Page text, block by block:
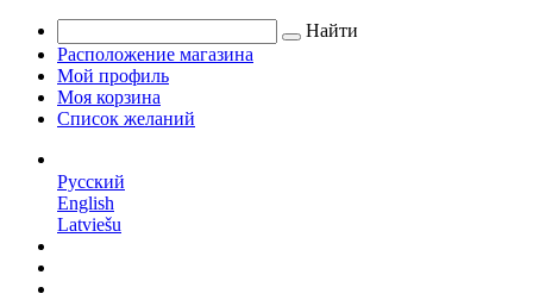
Найти
Расположение магазина
Мой профиль
Моя корзина
Список желаний
Русский
English
Latviešu